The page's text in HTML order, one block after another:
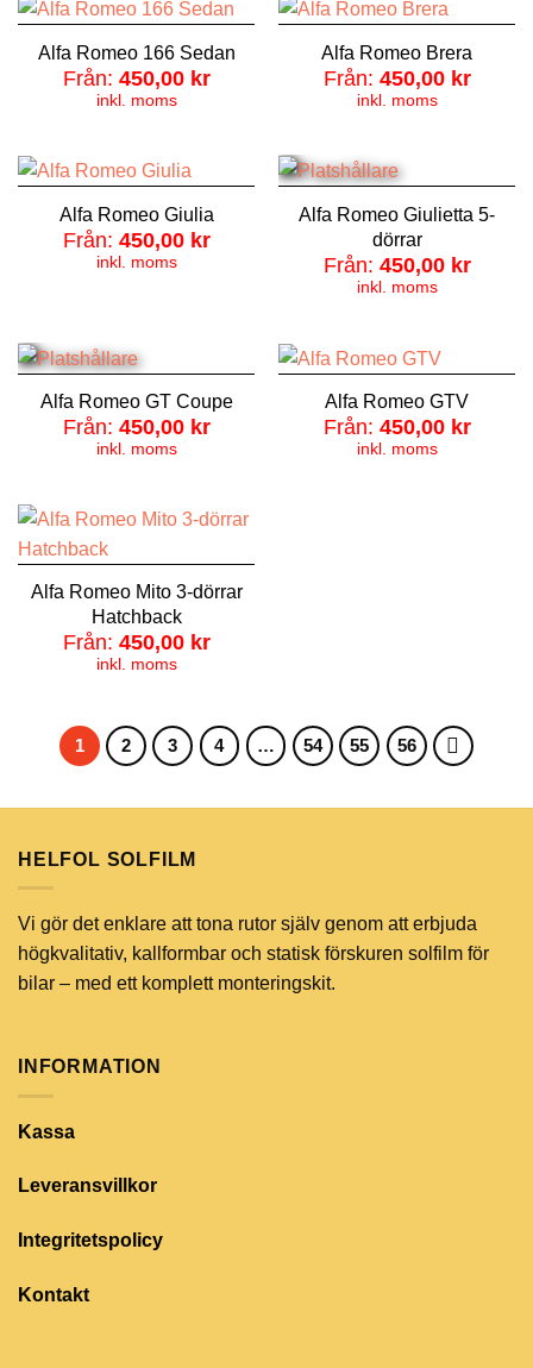
Alfa Romeo 166 Sedan
Från: 450,00 kr
inkl. moms
Alfa Romeo Brera
Från: 450,00 kr
inkl. moms
Alfa Romeo Giulia
Från: 450,00 kr
inkl. moms
Alfa Romeo Giulietta 5-
dörrar
Från: 450,00 kr
inkl. moms
Alfa Romeo GT Coupe
Från: 450,00 kr
inkl. moms
Alfa Romeo GTV
Från: 450,00 kr
inkl. moms
Alfa Romeo Mito 3-dörrar
Hatchback
Från: 450,00 kr
inkl. moms
1 2 3 4 … 54 55 56
HELFOL SOLFILM
Vi gör det enklare att tona rutor själv genom att erbjuda
högkvalitativ, kallformbar och statisk förskuren solfilm för
bilar – med ett komplett monteringskit.
INFORMATION
Kassa
Leveransvillkor
Integritetspolicy
Kontakt